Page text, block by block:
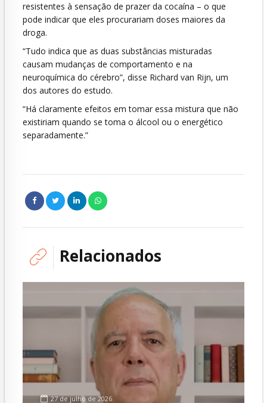
resistentes à sensação de prazer da cocaína – o que
pode indicar que eles procurariam doses maiores da
droga.
“Tudo indica que as duas substâncias misturadas
causam mudanças de comportamento e na
neuroquímica do cérebro”, disse Richard van Rijn, um
dos autores do estudo.
“Há claramente efeitos em tomar essa mistura que não
existiriam quando se toma o álcool ou o energético
separadamente.”
Relacionados
27 de julho de 2026